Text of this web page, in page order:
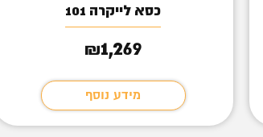
כסא לייקרה 101
₪1,269
מידע נוסף